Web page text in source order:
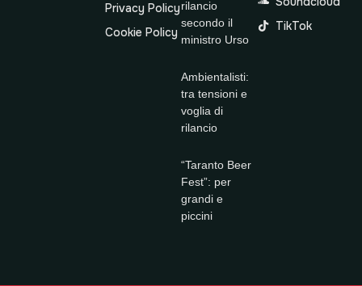
Privacy Policy
Cookie Policy
rilancio
secondo il
ministro Urso
Ambientalisti:
tra tensioni e
voglia di
rilancio
“Taranto Beer
Fest”: per
grandi e
piccini
TikTok